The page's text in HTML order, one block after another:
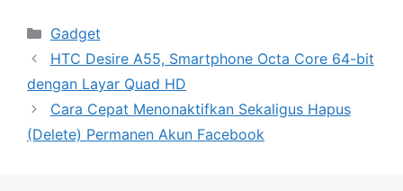
Categories
Gadget
HTC Desire A55, Smartphone Octa Core 64-bit
dengan Layar Quad HD
Cara Cepat Menonaktifkan Sekaligus Hapus
(Delete) Permanen Akun Facebook